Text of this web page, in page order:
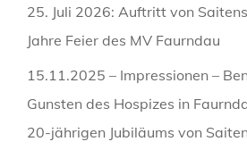
25. Juli 2026: Auftritt von
Jahre Feier des MV Faurndau
15.11.2025 – Impressionen –
Gunsten des Hospizes in
20-jährigen Jubiläums von